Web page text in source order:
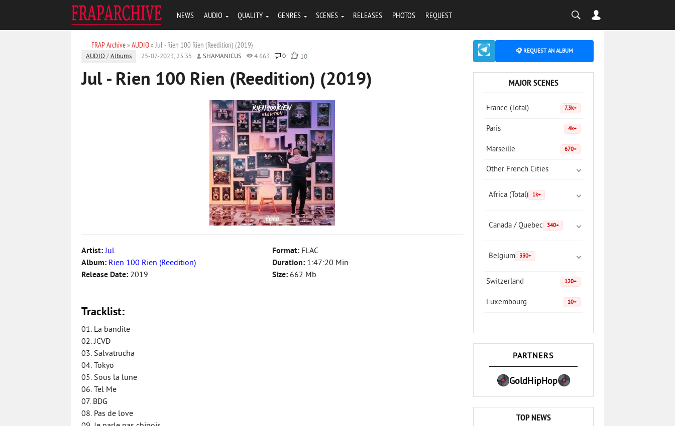
NEWS AUDIO QUALITY GENRES SCENES RELEASES PHOTOS REQUEST
FRAP Archive» AUDIO» Jul - Rien 100 Rien (Reedition) (2019)
AUDIO /Albums 25-07-2023, 23:35 SHAMANICUS 4 663 0 10
Jul - Rien 100 Rien (Reedition) (2019)
Artist:Jul
Album: Rien 100 Rien (Reedition)
Release Date: 2019
Format: FLAC
Duration: 1:47:20 Min
Size: 662 Mb
Tracklist:
01. La bandite
02. JCVD
03. Salvatrucha
04. Tokyo
05. Sous la lune
06. Tel Me
07. BDG
08. Pas de love
🎧 REQUEST AN ALBUM
MAJOR SCENES
France (Total) 7.3k+
Paris 4k+
Marseille 670+
Other French Cities
Africa (Total) 1k+
Canada / Quebec 340+
Belgium 330+
Switzerland 120+
Luxembourg 10+
PARTNERS
GoldHipHop
TOP NEWS